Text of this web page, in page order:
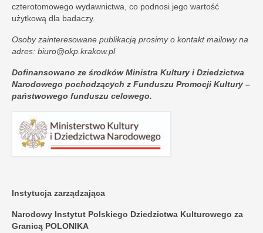
czterotomowego wydawnictwa, co podnosi jego wartość
użytkową dla badaczy.
Osoby zainteresowane publikacją prosimy o kontakt mailowy na
adres: biuro@okp.krakow.pl
Dofinansowano ze środków Ministra Kultury i Dziedzictwa
Narodowego pochodzących z Funduszu Promocji Kultury –
państwowego funduszu celowego.
Instytucja zarządzająca
Narodowy Instytut Polskiego Dziedzictwa Kulturowego za
Granicą POLONIKA